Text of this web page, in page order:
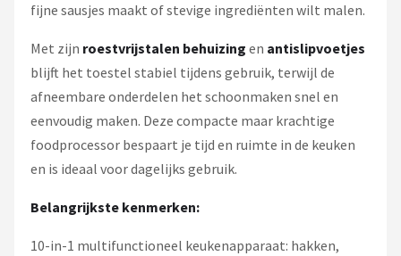
fijne sausjes maakt of stevige ingrediënten wilt malen.
Met zijn roestvrijstalen behuizing en antislipvoetjes
blijft het toestel stabiel tijdens gebruik, terwijl de
afneembare onderdelen het schoonmaken snel en
eenvoudig maken. Deze compacte maar krachtige
foodprocessor bespaart je tijd en ruimte in de keuken
en is ideaal voor dagelijks gebruik.
Belangrijkste kenmerken:
10-in-1 multifunctioneel keukenapparaat: hakken,